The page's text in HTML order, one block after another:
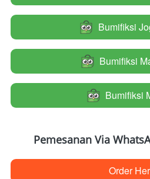
` Bumifiksi
` Bumifiksi
` Bumifiksi
Pemesanan Via
`
Order